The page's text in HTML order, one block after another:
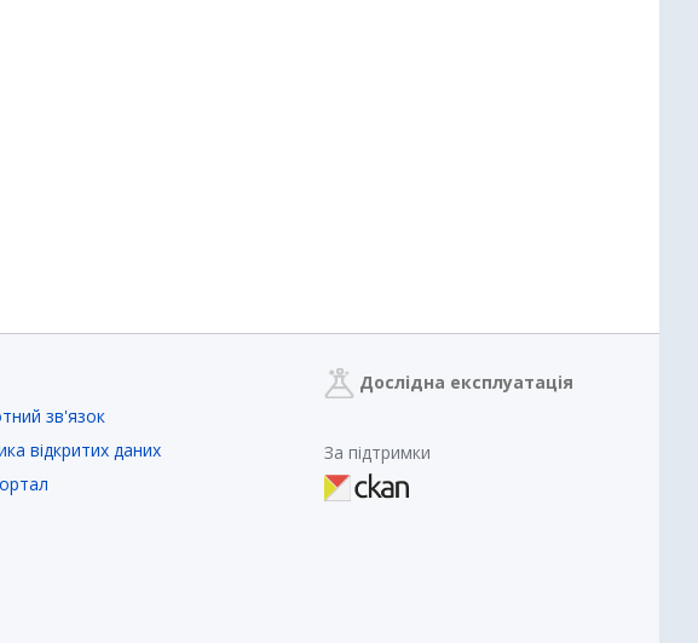
зв'язок
відкритих даних
Дослідна експлуатація
За підтримки